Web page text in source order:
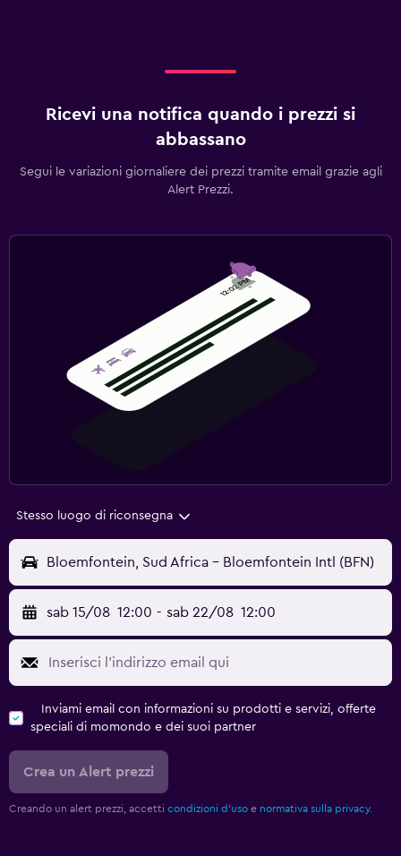
Ricevi una notifica quando i prezzi si
abbassano
Segui le variazioni giornaliere dei prezzi tramite email grazie agli
Alert Prezzi.
Stesso luogo di riconsegna
Bloemfontein, Sud Africa - Bloemfontein Intl (BFN)
sab 15/08 12:00 - sab 22/08 12:00
Inviami email con informazioni su prodotti e servizi, offerte
speciali di momondo e dei suoi partner
Crea un Alert prezzi
Creando un alert prezzi, accetti condizioni d'uso e normativa sulla privacy.